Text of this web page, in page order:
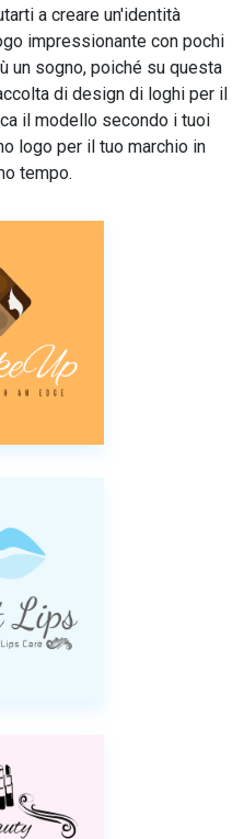
a creare un'identità
impressionante con pochi
un sogno, poiché su questa
di design di loghi per il
il modello secondo i tuoi
logo per il tuo marchio in
tempo.